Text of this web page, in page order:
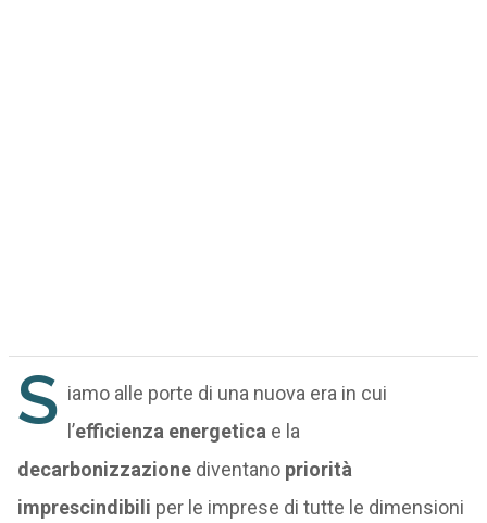
S iamo alle porte di una nuova era in cui
l’efficienza energetica e la
decarbonizzazionediventano priorità
imprescindibili per le imprese di tutte le dimensioni